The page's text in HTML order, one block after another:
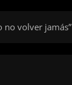
no volver jamás”